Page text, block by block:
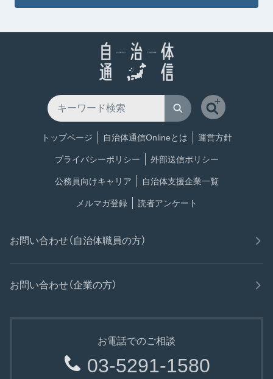
トップページ 自治体通信Onlineとは 運営方針
プライバシーポリシー 外部送信ポリシー
公務員向けキャリア 自治体支援企業一覧
メルマガ登録 読者アンケート
お問い合わせ（自治体職員の方）
お問い合わせ（企業の方）
お電話でのご相談
03-5291-1580